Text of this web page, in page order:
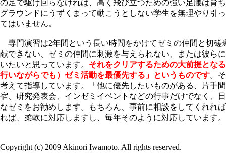
の足で駆け回らなければ、高く飛び立つための強い足腰は育
グラウンドにうずくまって動こうとしない学生を無理やり引
てはいません。
専門演習は2年間という長い時間をかけてゼミの仲間と切
献できない、ゼミの仲間に刺激を与えられない、または彼ら
いたいと思っています。 それをクリアするための大前提とな
行いながらでも）ゼミ活動を最優先する」というものです。
考えて指導しています。「他に優先したいものがある、片手
宿、研究発表会、インゼミイベントなどの行事だけでなく、
なゼミをお勧めします。もちろん、事前に相談をしてくれれ
れば、柔軟に対応しますし、毎年そのように対応しています。
Copyright (c) 2009 Akinori Iwamoto. All rights reserved.